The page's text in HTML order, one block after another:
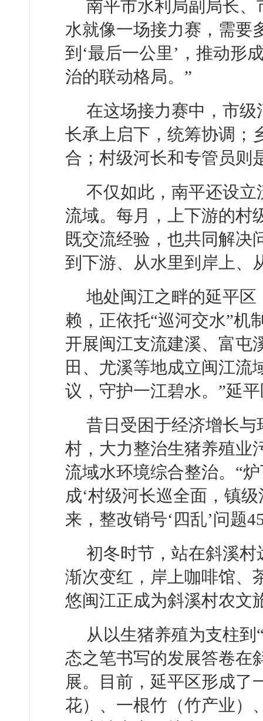
南平市水利局副局长
水就像一场接力赛，需要
到‘最后一公里’，推动形
治的联动格局。”
在这场接力赛中，市
长承上启下，统筹协调；
合；村级河长和专管员则
不仅如此，南平还设立
流域。每月，上下游的村
既交流经验，也共同解决
到下游、从水里到岸上、
地处闽江之畔的延平
赖，正依托“巡河交水”机
开展闽江支流建溪、富屯
田、尤溪等地成立闽江流
议，守护一江碧水。”延
昔日受困于经济增长
村，大力整治生猪养殖业
流域水环境综合整治。“
成‘村级河长巡全面，镇
来，整改销号‘四乱’问题
初冬时节，站在斜溪
渐次变红，岸上咖啡馆、
悠闽江正成为斜溪村农文
从以生猪养殖为支柱
态之笔书写的发展答卷在
展。目前，延平区形成了
花）、一根竹（竹产业）